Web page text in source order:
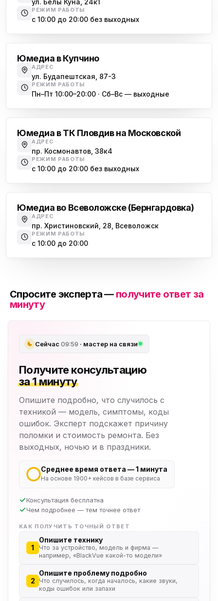
РЕЖИМ РАБОТЫ
с 10:00 до 20:00 без выходных
Юмедиа в Купчино
АДРЕС
ул. Будапештская, 87-3
РЕЖИМ РАБОТЫ
Пн–Пт 10:00–20:00 · Сб–Вс — выходные
Юмедиа в ТК Пловдив на Московской
АДРЕС
пр. Космонавтов, 38к4
РЕЖИМ РАБОТЫ
с 10:00 до 20:00 без выходных
Юмедиа во Всеволожске (Бернгардовка)
АДРЕС
пр. Христиновский, 28, Всеволожск
РЕЖИМ РАБОТЫ
с 10:00 до 20:00
Спросите эксперта — получите ответ за
минуту
Сейчас09:59 · мастер на связи
Получите консультацию
за 1 минуту
Опишите подробно, что случилось с
техникой — модель, симптомы, коды
ошибок. Эксперт подскажет причину
поломки и стоимость ремонта. Без
выходных, ночью и в праздники.
Среднее время ответа — 1 минута
На основе 1900+ кейсов в базе сервиса
Консультация бесплатна
Чем подробнее — тем точнее ответ
КАК ПОЛУЧИТЬ ТОЧНЫЙ ОТВЕТ
1
Опишите технику
Что за устройство, модель и фирма —
например, «BlackVue какой-то модели»
2
Опишите проблему подробно
Что случилось, когда началось, какие звуки,
коды ошибок или запахи